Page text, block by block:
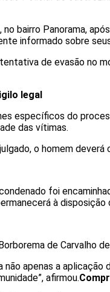
bairro Panorama,
informado sobre
de evasão no
legal
específicos do
das vítimas.
o homem
foi
à disposição
de Carvalho
não apenas a
afirmou.